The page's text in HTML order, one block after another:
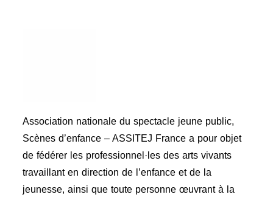
Association nationale du spectacle jeune public,
Scènes d’enfance – ASSITEJ France a pour objet
de fédérer les professionnel·les des arts vivants
travaillant en direction de l’enfance et de la
jeunesse, ainsi que toute personne œuvrant à la